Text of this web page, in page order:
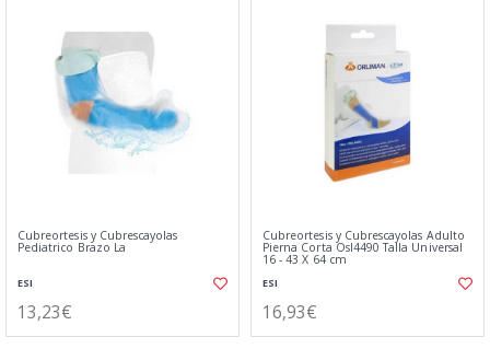
Cubreortesis y Cubrescayolas
Pediatrico Brazo La
ESI
13,23€
Cubreortesis y Cubrescayolas Adulto
Pierna Corta Osl4490 Talla Universal
16 - 43 X 64 cm
ESI
16,93€